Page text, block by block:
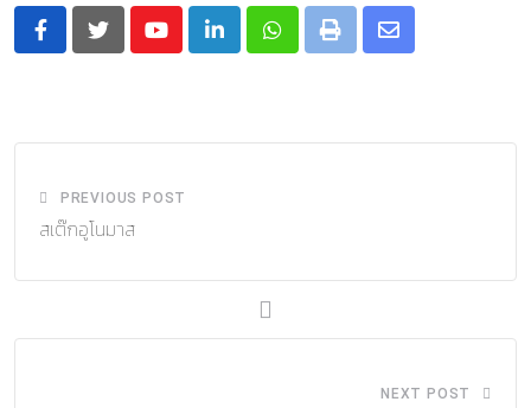
YoutubeLinkedInWhatsapp
Print
Share
PREVIOUS POST
สเต๊กอูโนมาส
NEXT POST